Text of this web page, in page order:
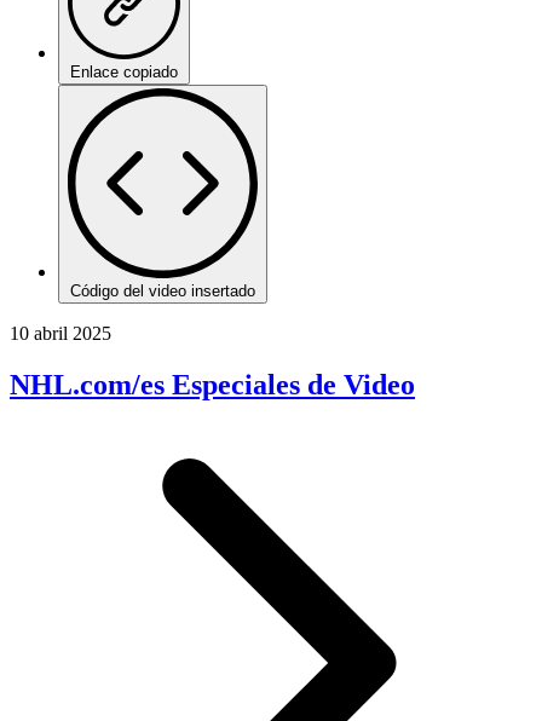
Enlace copiado
Código del video insertado
10 abril 2025
NHL.com/es Especiales de Video